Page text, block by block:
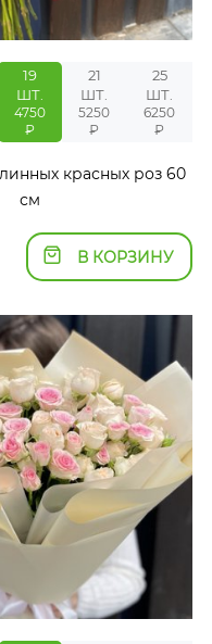
19
ШТ.
4750
₽
21
ШТ.
5250
₽
25
ШТ.
6250
₽
красных роз 60
см
В КОРЗИНУ